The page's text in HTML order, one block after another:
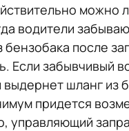
можно
водители
бензобака после
Если забывчивый
шланг из
придется
управляющий